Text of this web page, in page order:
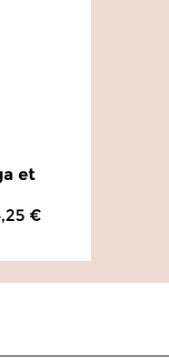
et
€